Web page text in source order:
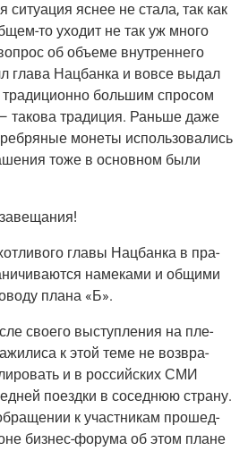
ситу­а­ция яснее не ста­ла, так как
то ухо­дит не так уж мно­го
об объ­е­ме внут­рен­не­го
гла­ва Нац­бан­ка и вовсе выдал
тра­ди­ци­он­но боль­шим спро­сом
тако­ва тра­ди­ция. Рань­ше даже
моне­ты исполь­зо­ва­лись
тоже в основ­ном были
гла­вы Нац­бан­ка в пра­
наме­ка­ми и общи­ми
пла­на «Б».
сво­е­го выступ­ле­ния на пле­
к этой теме не воз­вра­
и в рос­сий­ских СМИ
поезд­ки в сосед­нюю стра­ну.
к участ­ни­кам про­шед­
биз­нес-фору­ма об этом плане